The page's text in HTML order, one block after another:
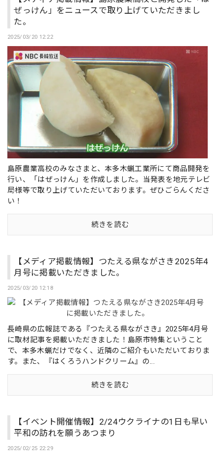
ぜっけん」をニュースで取り上げていただきまし
た。
2025/03/20 12:22
島原農業高校のみなさまと、本多木蝋工業所にて商品開発を
行い、「はぜっけん」を作成しました。当発表を地元テレビ
局様等で取り上げていただいております。ぜひごらんくださ
い！
続きを読む
【メディア掲載情報】つたえる県ながさき2025年4
月号に掲載いただきました。
2025/03/20 12:18
長崎県の広報誌である『つたえる県ながさき』2025年4月号
に取材記事を掲載いただきました！島原市特集ということ
で、本多木蝋だけでなく、近隣のご紹介もいただいておりま
す。また、『はくろうハンドクリーム』の...
続きを読む
【イベント開催情報】2/24ウクライナの1日も早い
平和の訪れを願うあつまり
2025/02/25 22:29